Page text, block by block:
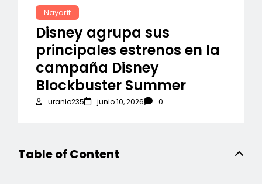
Nayarit
Disney agrupa sus
principales estrenos en la
campaña Disney
Blockbuster Summer
uranio235 junio 10, 2026 0
Table of Content